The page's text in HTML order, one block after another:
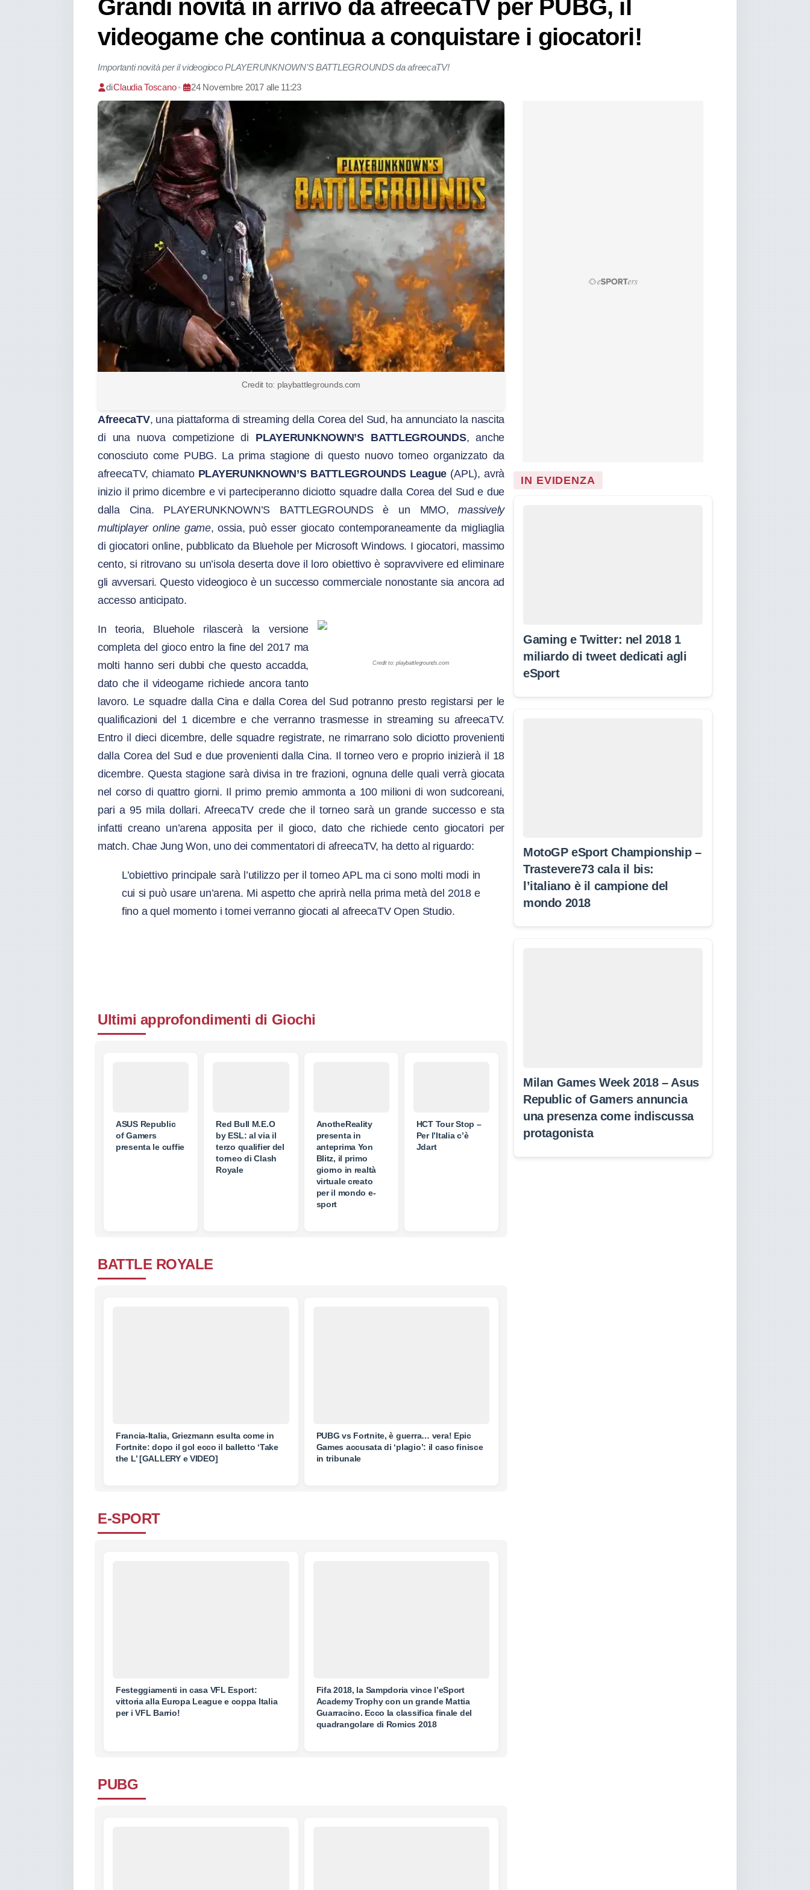
Grandi novità in arrivo da afreecaTV per PUBG, il
videogame che continua a conquistare i giocatori!
Importanti novità per il videogioco PLAYERUNKNOWN’S BATTLEGROUNDS da afreecaTV!
diClaudia Toscano • 24 Novembre 2017 alle 11:23
Credit to: playbattlegrounds.com
AfreecaTV, una piattaforma di streaming della Corea del Sud, ha annunciato la nascita
di una nuova competizione di PLAYERUNKNOWN’S BATTLEGROUNDS, anche
conosciuto come PUBG. La prima stagione di questo nuovo torneo organizzato da
afreecaTV, chiamato PLAYERUNKNOWN’S BATTLEGROUNDS League (APL), avrà
inizio il primo dicembre e vi parteciperanno diciotto squadre dalla Corea del Sud e due
dalla Cina. PLAYERUNKNOWN’S BATTLEGROUNDS
è un MMO, massively
multiplayer online game, ossia, può esser giocato contemporaneamente da migliaglia
di giocatori online, pubblicato da Bluehole per Microsoft Windows. I giocatori, massimo
cento, si ritrovano su un’isola deserta dove il loro obiettivo è sopravvivere ed eliminare
gli avversari. Questo videogioco è un successo commerciale nonostante sia ancora ad
accesso anticipato.
Credit to: playbattlegrounds.com
In teoria, Bluehole rilascerà la versione
completa del gioco entro la fine del 2017 ma
molti hanno seri dubbi che questo accadda,
dato che il videogame richiede ancora tanto
lavoro. Le squadre dalla Cina e dalla Corea del Sud potranno presto registarsi per le
qualificazioni del 1 dicembre e che verranno trasmesse in streaming su afreecaTV.
Entro il dieci dicembre, delle squadre registrate, ne rimarrano solo diciotto provenienti
dalla Corea del Sud e due provenienti dalla Cina. Il torneo vero e proprio inizierà il 18
dicembre. Questa stagione sarà divisa in tre frazioni, ognuna delle quali verrà giocata
nel corso di quattro giorni. Il primo premio ammonta a 100 milioni di won sudcoreani,
pari a 95 mila dollari. AfreecaTV crede che il torneo sarà un grande successo e sta
infatti creano un’arena apposita per il gioco, dato che richiede cento giocatori per
match. Chae Jung Won, uno dei commentatori di afreecaTV, ha detto al riguardo:
L’obiettivo principale sarà l’utilizzo per il torneo APL ma ci sono molti modi in
cui si può usare un’arena. Mi aspetto che aprirà nella prima metà del 2018 e
fino a quel momento i tornei verranno giocati al afreecaTV Open Studio.
Ultimi approfondimenti di Giochi
ASUS Republic
of Gamers
presenta le cuffie
Red Bull M.E.O
by ESL: al via il
terzo qualifier del
torneo di Clash
Royale
AnotheReality
presenta in
anteprima Yon
Blitz, il primo
giorno in realtà
virtuale creato
per il mondo e-
sport
HCT Tour Stop –
Per l’Italia c’è
Jdart
BATTLE ROYALE
Francia-Italia, Griezmann esulta come in
Fortnite: dopo il gol ecco il balletto ‘Take
the L’ [GALLERY e VIDEO]
PUBG vs Fortnite, è guerra… vera! Epic
Games accusata di ‘plagio’: il caso finisce
in tribunale
E-SPORT
Festeggiamenti in casa VFL Esport:
vittoria alla Europa League e coppa Italia
per i VFL Barrio!
Fifa 2018, la Sampdoria vince l’eSport
Academy Trophy con un grande Mattia
Guarracino. Ecco la classifica finale del
quadrangolare di Romics 2018
PUBG
IN EVIDENZA
Gaming e Twitter: nel 2018 1
miliardo di tweet dedicati agli
eSport
MotoGP eSport Championship –
Trastevere73 cala il bis:
l’italiano è il campione del
mondo 2018
Milan Games Week 2018 – Asus
Republic of Gamers annuncia
una presenza come indiscussa
protagonista